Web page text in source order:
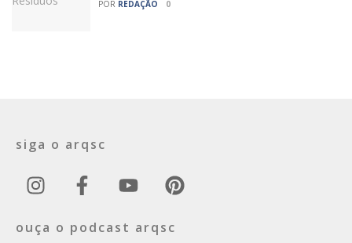
POR REDAÇÃO 0
siga o arqsc
ouça o podcast arqsc